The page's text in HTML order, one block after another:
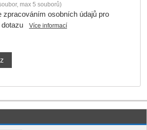
max 5 souborů)
zpracováním osobních údajů pro
Více informací